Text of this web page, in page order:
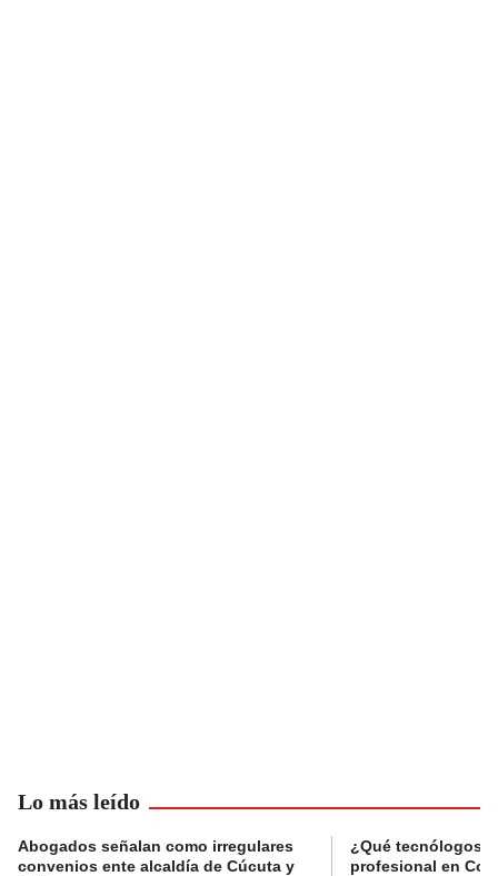
Lo más leído
Abogados señalan como irregulares
convenios ente alcaldía de Cúcuta y
¿Qué tecnólogos
profesional en